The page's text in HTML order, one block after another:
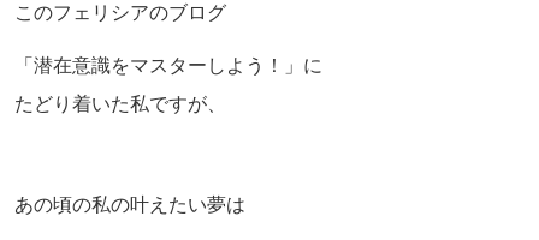
このフェリシアのブログ
「潜在意識をマスターしよう！」に
たどり着いた私ですが、
あの頃の私の叶えたい夢は